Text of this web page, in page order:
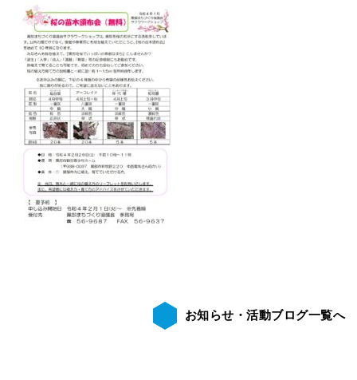
お知らせ・活動ブログ一覧へ